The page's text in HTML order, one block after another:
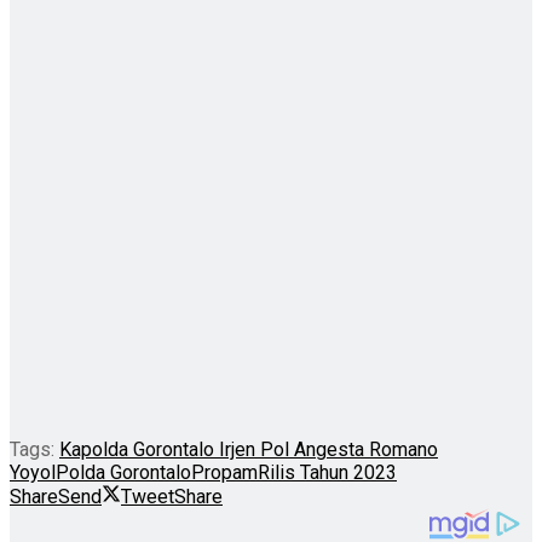
Tags: Kapolda Gorontalo Irjen Pol Angesta Romano
YoyolPolda GorontaloPropamRilis Tahun 2023
ShareSend TweetShare